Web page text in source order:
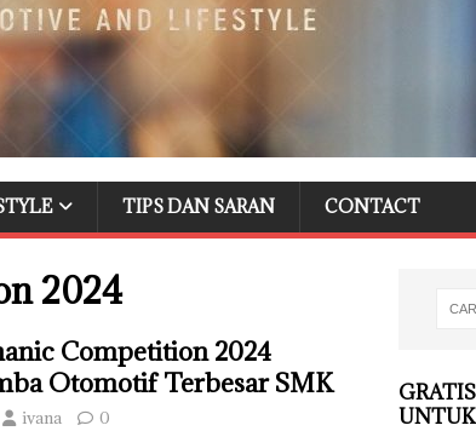
TIPS DAN SARAN CONTACT
2024
Competition 2024
Otomotif Terbesar SMK
ivana 0